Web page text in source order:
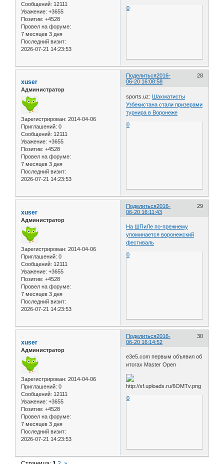
Сообщений: 12111
Уважение: +3655
Позитив: +4528
Провел на форуме:
7 месяцев 3 дня
Последний визит:
2026-07-21 14:23:53
0
Поделиться 28
2016-
06-20 16:08:58
xuser
Администратор
Зарегистрирован: 2014-04-06
Приглашений: 0
Сообщений: 12111
Уважение: +3655
Позитив: +4528
Провел на форуме:
7 месяцев 3 дня
Последний визит:
2026-07-21 14:23:53
sports.uz: Шахматисты
Узбекистана стали призерами
турнира в Воронеже
0
Поделиться 29
2016-
06-20 16:11:43
xuser
Администратор
Зарегистрирован: 2014-04-06
Приглашений: 0
Сообщений: 12111
Уважение: +3655
Позитив: +4528
Провел на форуме:
7 месяцев 3 дня
Последний визит:
2026-07-21 14:23:53
На ШПиЛе по-прежнему
упоминается воронежский
фестиваль
0
Поделиться 30
2016-
06-20 16:14:52
xuser
Администратор
Зарегистрирован: 2014-04-06
Приглашений: 0
Сообщений: 12111
Уважение: +3655
Позитив: +4528
Провел на форуме:
7 месяцев 3 дня
Последний визит:
2026-07-21 14:23:53
e3e5.com первым объявил об
итогах Master Open
0